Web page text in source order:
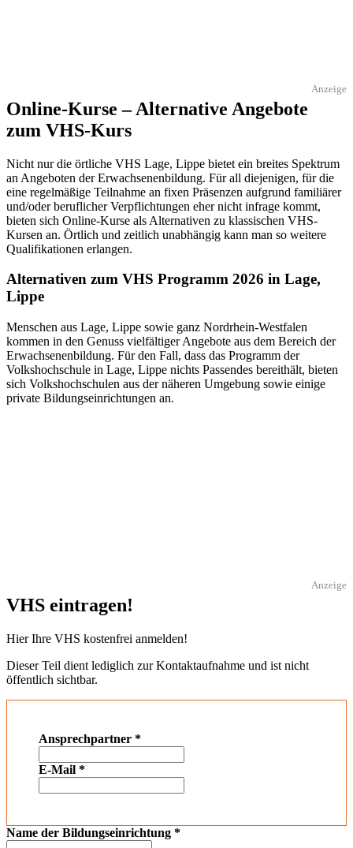
Anzeige
Online-Kurse – Alternative Angebote
zum VHS-Kurs
Nicht nur die örtliche VHS Lage, Lippe bietet ein breites Spektrum
an Angeboten der Erwachsenenbildung. Für all diejenigen, für die
eine regelmäßige Teilnahme an fixen Präsenzen aufgrund familiärer
und/oder beruflicher Verpflichtungen eher nicht infrage kommt,
bieten sich Online-Kurse als Alternativen zu klassischen VHS-
Kursen an. Örtlich und zeitlich unabhängig kann man so weitere
Qualifikationen erlangen.
Alternativen zum VHS Programm 2026 in Lage,
Lippe
Menschen aus Lage, Lippe sowie ganz Nordrhein-Westfalen
kommen in den Genuss vielfältiger Angebote aus dem Bereich der
Erwachsenenbildung. Für den Fall, dass das Programm der
Volkshochschule in Lage, Lippe nichts Passendes bereithält, bieten
sich Volkshochschulen aus der näheren Umgebung sowie einige
private Bildungseinrichtungen an.
Anzeige
VHS eintragen!
Hier Ihre VHS kostenfrei anmelden!
Dieser Teil dient lediglich zur Kontaktaufnahme und ist nicht
öffentlich sichtbar.
Ansprechpartner *
E-Mail *
Name der Bildungseinrichtung *